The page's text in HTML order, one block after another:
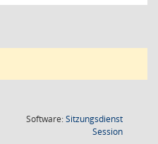
Software:Sitzungsdienst
Session(Wird in